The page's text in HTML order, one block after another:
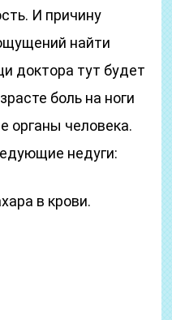
И причину
найти
доктора тут будет
боль на ноги
органы человека.
недуги:
в крови.